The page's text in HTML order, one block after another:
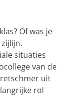
Of was je
situaties
van de
uit
rol